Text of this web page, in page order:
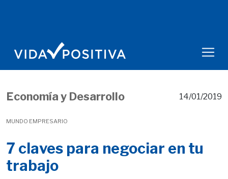
Economía y Desarrollo
MUNDO EMPRESARIO
14/01/2019
7 claves para negociar en tu
trabajo